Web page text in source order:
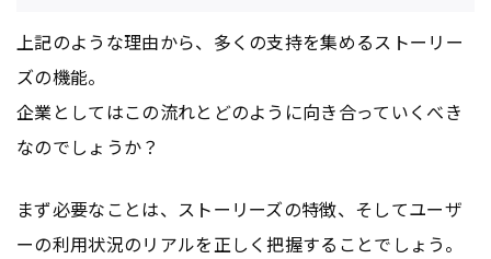
上記のような理由から、多くの支持を集めるストーリー
ズの機能。
企業としてはこの流れとどのように向き合っていくべき
なのでしょうか？
まず必要なことは、ストーリーズの特徴、そしてユーザ
ーの利用状況のリアルを正しく把握することでしょう。